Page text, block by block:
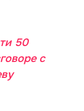
50
с